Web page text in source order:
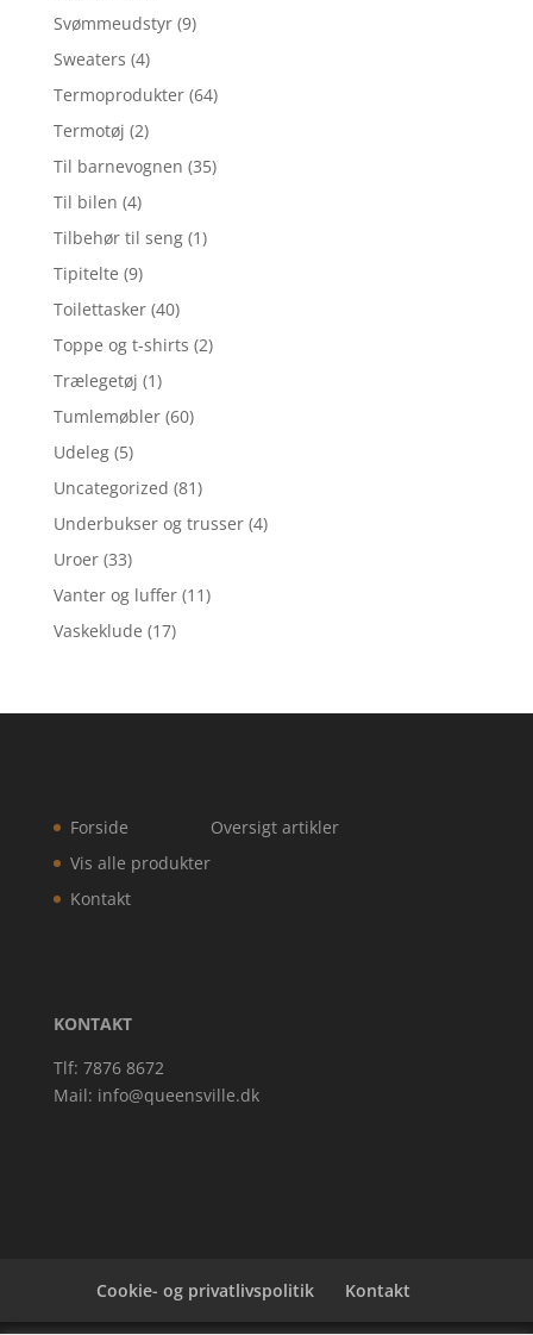
Svømmeudstyr (9)
Sweaters (4)
Termoprodukter (64)
Termotøj (2)
Til barnevognen (35)
Til bilen (4)
Tilbehør til seng (1)
Tipitelte (9)
Toilettasker (40)
Toppe og t-shirts (2)
Trælegetøj (1)
Tumlemøbler (60)
Udeleg (5)
Uncategorized (81)
Underbukser og trusser (4)
Uroer (33)
Vanter og luffer (11)
Vaskeklude (17)
Forside
Vis alle produkter
Kontakt
Oversigt artikler
KONTAKT
Tlf: 7876 8672
Mail: info@queensville.dk
Cookie- og privatlivspolitik Kontakt